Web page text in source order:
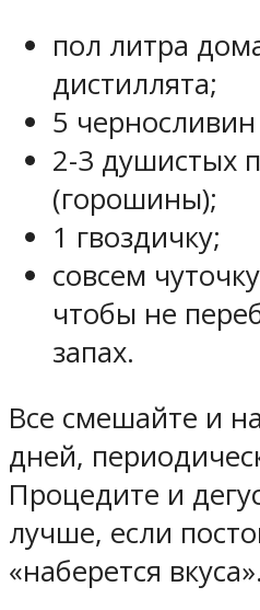
пол литра
дистиллята;
5 черносливин
2-3 душистых
(горошины);
1 гвоздичку;
совсем
чтобы не
запах.
Все смешайте и
дней,
Процедите и
лучше, если
«наберется вкуса».